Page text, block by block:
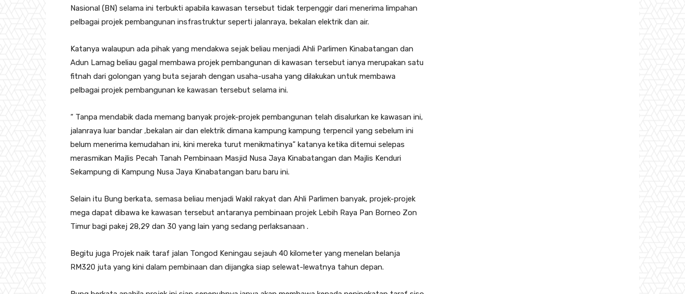
Nasional (BN) selama ini terbukti apabila kawasan tersebut tidak terpenggir dari menerima limpahan
pelbagai projek pembangunan insfrastruktur seperti jalanraya, bekalan elektrik dan air.
Katanya walaupun ada pihak yang mendakwa sejak beliau menjadi Ahli Parlimen Kinabatangan dan
Adun Lamag beliau gagal membawa projek pembangunan di kawasan tersebut ianya merupakan satu
fitnah dari golongan yang buta sejarah dengan usaha-usaha yang dilakukan untuk membawa
pelbagai projek pembangunan ke kawasan tersebut selama ini.
“ Tanpa mendabik dada memang banyak projek-projek pembangunan telah disalurkan ke kawasan ini,
jalanraya luar bandar ,bekalan air dan elektrik dimana kampung kampung terpencil yang sebelum ini
belum menerima kemudahan ini, kini mereka turut menikmatinya” katanya ketika ditemui selepas
merasmikan Majlis Pecah Tanah Pembinaan Masjid Nusa Jaya Kinabatangan dan Majlis Kenduri
Sekampung di Kampung Nusa Jaya Kinabatangan baru baru ini.
Selain itu Bung berkata, semasa beliau menjadi Wakil rakyat dan Ahli Parlimen banyak, projek-projek
mega dapat dibawa ke kawasan tersebut antaranya pembinaan projek Lebih Raya Pan Borneo Zon
Timur bagi pakej 28,29 dan 30 yang lain yang sedang perlaksanaan .
Begitu juga Projek naik taraf jalan Tongod Keningau sejauh 40 kilometer yang menelan belanja
RM320 juta yang kini dalam pembinaan dan dijangka siap selewat-lewatnya tahun depan.